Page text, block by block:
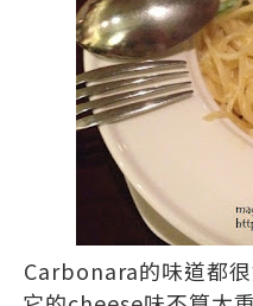
Carbonara的味道都